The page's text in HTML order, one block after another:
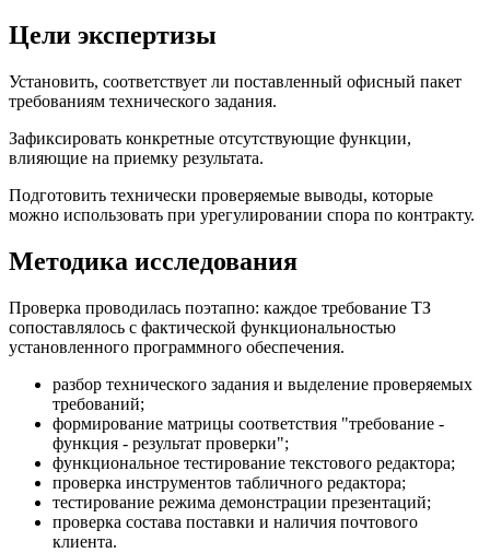
Цели экспертизы
Установить, соответствует ли поставленный офисный пакет
требованиям технического задания.
Зафиксировать конкретные отсутствующие функции,
влияющие на приемку результата.
Подготовить технически проверяемые выводы, которые
можно использовать при урегулировании спора по контракту.
Методика исследования
Проверка проводилась поэтапно: каждое требование ТЗ
сопоставлялось с фактической функциональностью
установленного программного обеспечения.
разбор технического задания и выделение проверяемых
требований;
формирование матрицы соответствия "требование -
функция - результат проверки";
функциональное тестирование текстового редактора;
проверка инструментов табличного редактора;
тестирование режима демонстрации презентаций;
проверка состава поставки и наличия почтового
клиента.